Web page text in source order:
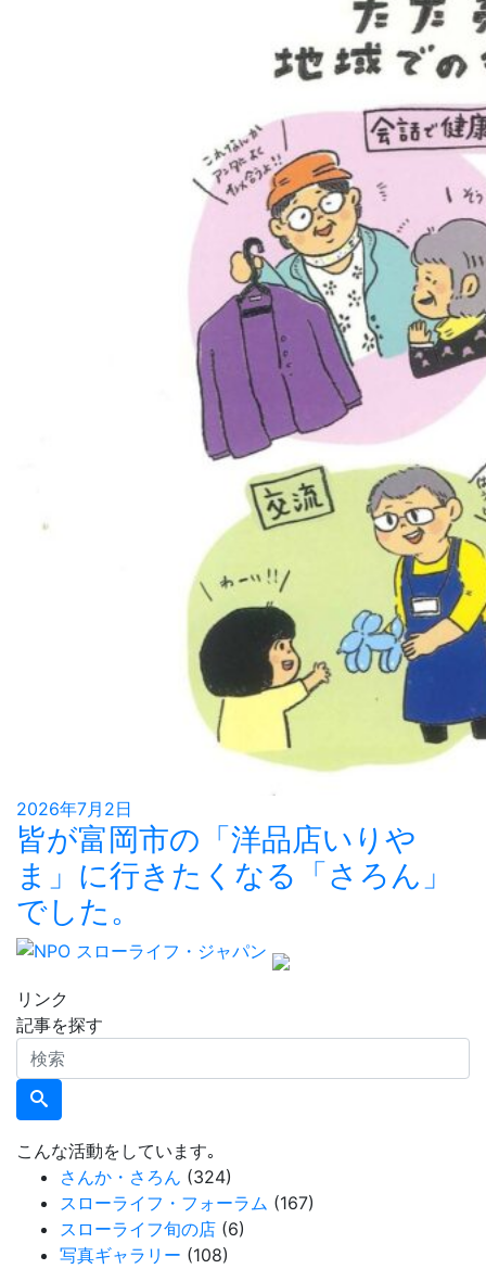
2026年7月2日
皆が富岡市の「洋品店いりや
ま」に行きたくなる「さろん」
でした。
リンク
記事を探す
検
索
こんな活動をしています｡
さんか・さろん (324)
スローライフ・フォーラム (167)
スローライフ旬の店 (6)
写真ギャラリー (108)